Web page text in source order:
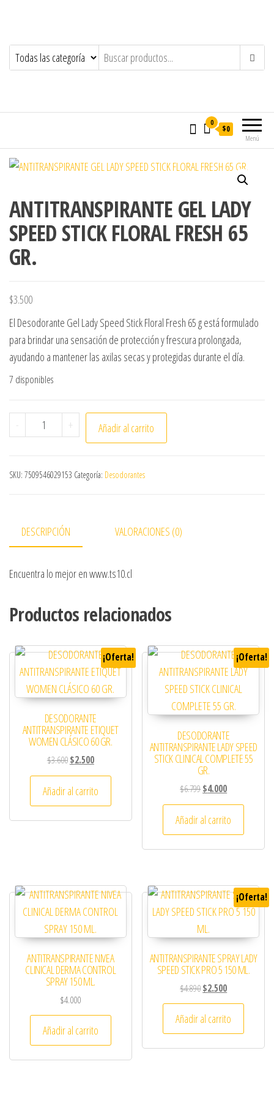
Menú
0
$0
ANTITRANSPIRANTE GEL LADY
SPEED STICK FLORAL FRESH 65
GR.
$3.500
El Desodorante Gel Lady Speed Stick Floral Fresh 65 g está formulado
para brindar una sensación de protección y frescura prolongada,
ayudando a mantener las axilas secas y protegidas durante el día.
7 disponibles
- ANTITRANSPIRANTE GEL LADY SPEED STICK FLORAL
+ Añadir al carrito
SKU: 7509546029153 Categoría: Desodorantes
DESCRIPCIÓN VALORACIONES (0)
Encuentra lo mejor en www.ts10.cl
Productos relacionados
¡Oferta!
DESODORANTE
ANTITRANSPIRANTE ETIQUET
WOMEN CLÁSICO 60 GR.
$3.600El precio original era: $3.600.
$2.500El precio actual es: $2.500.
Añadir al carrito
¡Oferta!
DESODORANTE
ANTITRANSPIRANTE LADY SPEED
STICK CLINICAL COMPLETE 55
GR.
$6.799El precio original era:
$4.000El precio
Añadir al carrito
ANTITRANSPIRANTE NIVEA
CLINICAL DERMA CONTROL
SPRAY 150 ML.
$4.000
Añadir al carrito
¡Oferta!
ANTITRANSPIRANTE SPRAY LADY
SPEED STICK PRO 5 150 ML.
$4.890El precio original era:
$2.500El precio
Añadir al carrito